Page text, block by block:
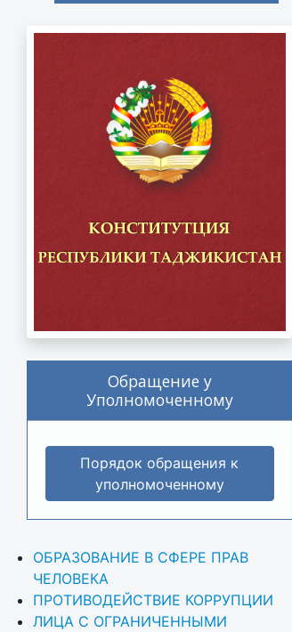
Обращение у
Уполномоченному
Порядок обращения к
уполномоченному
ОБРАЗОВАНИЕ В СФЕРЕ ПРАВ
ЧЕЛОВЕКА
ПРОТИВОДЕЙСТВИЕ КОРРУПЦИИ
ЛИЦА С ОГРАНИЧЕННЫМИ